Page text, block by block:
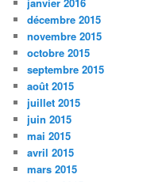
décembre 2015
novembre 2015
octobre 2015
septembre 2015
août 2015
juillet 2015
juin 2015
mai 2015
avril 2015
mars 2015